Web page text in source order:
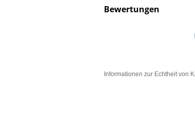
Bewertungen
Informationen zur Echtheit von